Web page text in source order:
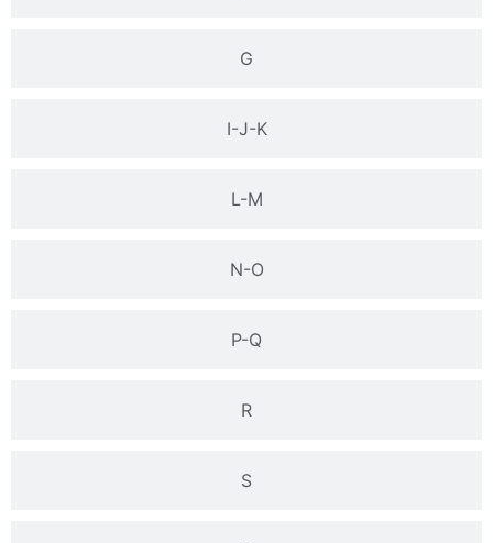
G
I-J-K
L-M
N-O
P-Q
R
S